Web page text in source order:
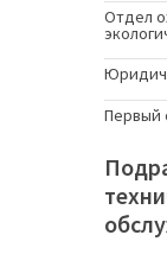
Отдел
Первый